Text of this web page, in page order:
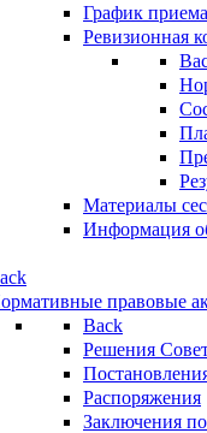
График
Ревизионная
Материалы
Информация
правовые
Back
Решения
Распоряжения
Заключения по